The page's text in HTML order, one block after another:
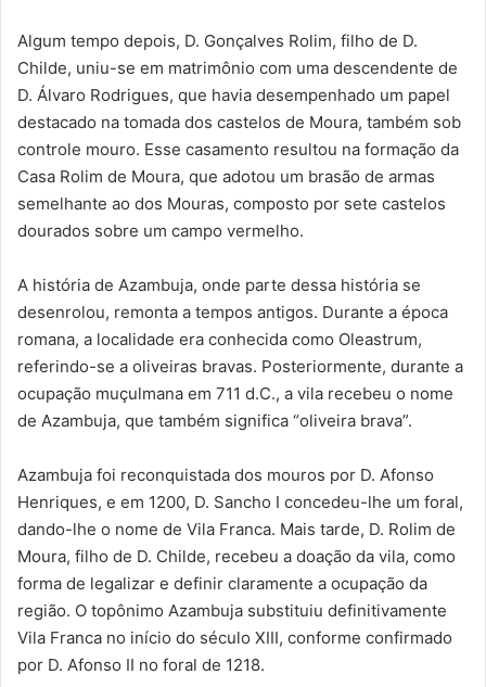
Algum tempo depois, D. Gonçalves Rolim, filho de D.
Childe, uniu-se em matrimônio com uma descendente de
D. Álvaro Rodrigues, que havia desempenhado um papel
destacado na tomada dos castelos de Moura, também sob
controle mouro. Esse casamento resultou na formação da
Casa Rolim de Moura, que adotou um brasão de armas
semelhante ao dos Mouras, composto por sete castelos
dourados sobre um campo vermelho.
A história de Azambuja, onde parte dessa história se
desenrolou, remonta a tempos antigos. Durante a época
romana, a localidade era conhecida como Oleastrum,
referindo-se a oliveiras bravas. Posteriormente, durante a
ocupação muçulmana em 711 d.C., a vila recebeu o nome
de Azambuja, que também significa “oliveira brava”.
Azambuja foi reconquistada dos mouros por D. Afonso
Henriques, e em 1200, D. Sancho I concedeu-lhe um foral,
dando-lhe o nome de Vila Franca. Mais tarde, D. Rolim de
Moura, filho de D. Childe, recebeu a doação da vila, como
forma de legalizar e definir claramente a ocupação da
região. O topônimo Azambuja substituiu definitivamente
Vila Franca no início do século XIII, conforme confirmado
por D. Afonso II no foral de 1218.